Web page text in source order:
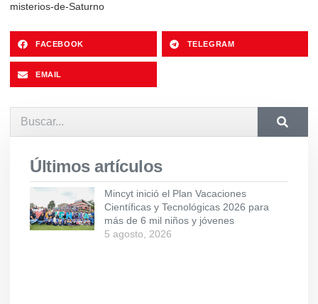
misterios-de-Saturno
FACEBOOK TELEGRAM
EMAIL
Últimos artículos
Mincyt inició el Plan Vacaciones
Científicas y Tecnológicas 2026 para
más de 6 mil niños y jóvenes
5 agosto, 2026